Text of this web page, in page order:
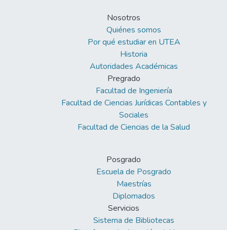
Nosotros
Quiénes somos
Por qué estudiar en UTEA
Historia
Autoridades Académicas
Pregrado
Facultad de Ingeniería
Facultad de Ciencias Jurídicas Contables y
Sociales
Facultad de Ciencias de la Salud
Posgrado
Escuela de Posgrado
Maestrías
Diplomados
Servicios
Sistema de Bibliotecas